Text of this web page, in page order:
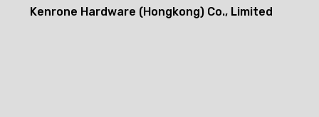
Kenrone Hardware (Hongkong) Co., Limited